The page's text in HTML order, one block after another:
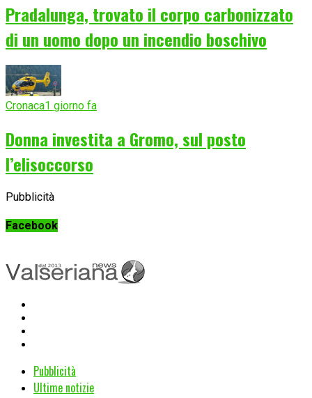
Pradalunga, trovato il corpo carbonizzato
di un uomo dopo un incendio boschivo
Cronaca1 giorno fa
Donna investita a Gromo, sul posto
l’elisoccorso
Pubblicità
Facebook
Pubblicità
Ultime notizie